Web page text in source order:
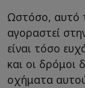
Ωστόσο, αυτό
αγοραστεί
είναι τόσο
και οι δρόμοι
οχήματα